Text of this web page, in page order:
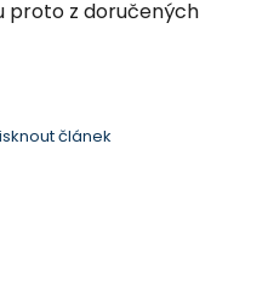
proto z doručených
článek